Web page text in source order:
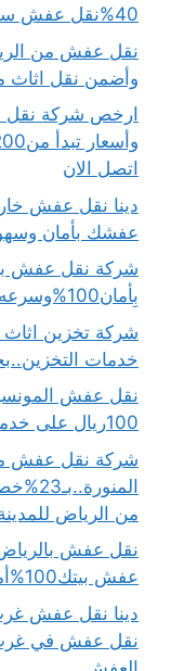
40%نقل عفش سريع وامن بأفضل الأسعار
وأضمن نقل اثاث
ارخص شركة نقل
اتصل الان
عفشك بأمان وسهولة
بِأمان100%وسرعه لـنقل العفش اتصل بنا
خدمات
نقل عفش
100ريال على خدمة التغليف..اتصل بنا
شركة نقل عفش
من الرياض
نقل عفش
عفش بيتك100%أمان..150خصم فوري